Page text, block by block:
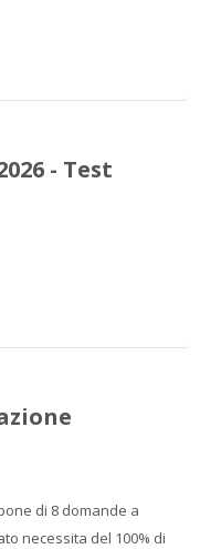
- Test
di 8 domande a
necessita del 100% di